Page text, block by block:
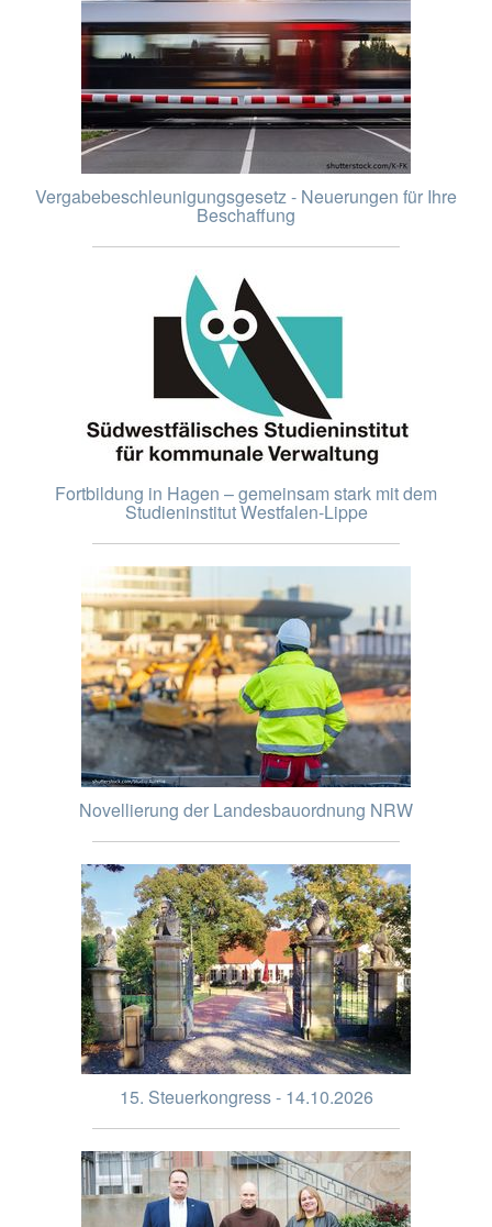
Vergabebeschleunigungsgesetz - Neuerungen für Ihre
Beschaffung
Fortbildung in Hagen – gemeinsam stark mit dem
Studieninstitut Westfalen-Lippe
Novellierung der Landesbauordnung NRW
15. Steuerkongress - 14.10.2026